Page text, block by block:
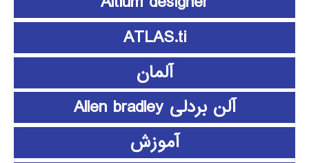
ATLAS.ti
آلمان
آلن بردلی Allen bradley
آموزش